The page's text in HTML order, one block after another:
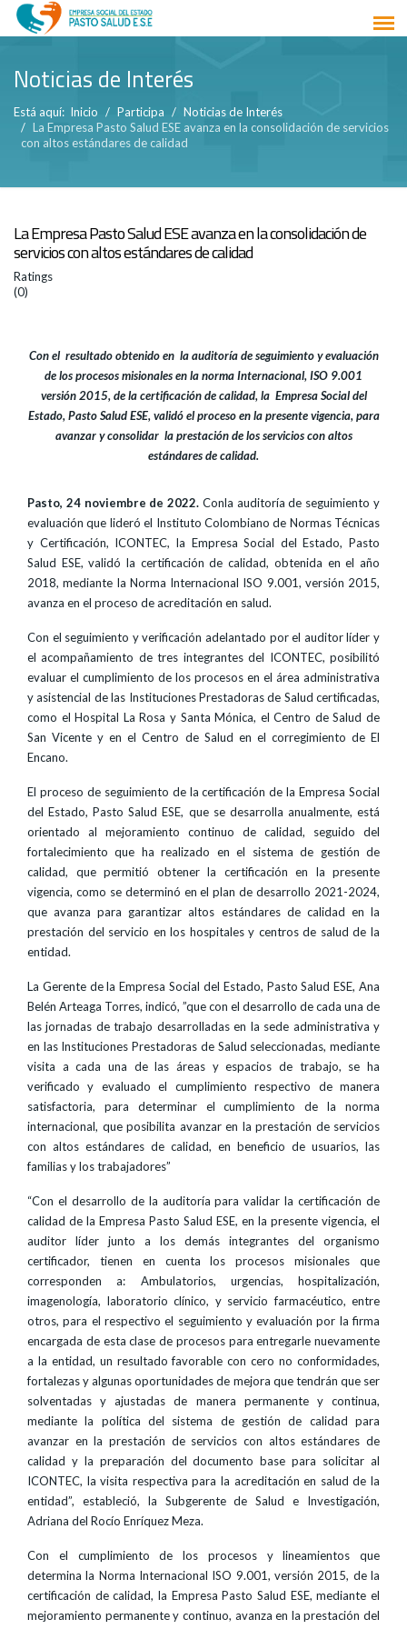
Noticias de Interés
Está aquí: Inicio Participa
Noticias de Interés
La Empresa Pasto Salud ESE avanza en la consolidación de servicios
con altos estándares de calidad
La Empresa Pasto Salud ESE avanza en la consolidación de
servicios con altos estándares de calidad
Ratings
(0)
Con el resultado obtenido en la auditoría de seguimiento y evaluación
de los procesos misionales en la norma Internacional, ISO 9.001
versión 2015, de la certificación de calidad, la Empresa Social del
Estado, Pasto Salud ESE, validó el proceso en la presente vigencia, para
avanzar y consolidar la prestación de los servicios con altos
estándares de calidad.
Pasto, 24 noviembre de 2022. Conla auditoría de seguimiento y
evaluación que lideró el Instituto Colombiano de Normas Técnicas
y Certificación, ICONTEC, la Empresa Social del Estado, Pasto
Salud ESE, validó la certificación de calidad, obtenida en el año
2018, mediante la Norma Internacional ISO 9.001, versión 2015,
avanza en el proceso de acreditación en salud.
Con el seguimiento y verificación adelantado por el auditor líder y
el acompañamiento de tres integrantes del ICONTEC, posibilitó
evaluar el cumplimiento de los procesos en el área administrativa
y asistencial de las Instituciones Prestadoras de Salud certificadas,
como el Hospital La Rosa y Santa Mónica, el Centro de Salud de
San Vicente y en el Centro de Salud en el corregimiento de El
Encano.
El proceso de seguimiento de la certificación de la Empresa Social
del Estado, Pasto Salud ESE, que se desarrolla anualmente, está
orientado al mejoramiento continuo de calidad, seguido del
fortalecimiento que ha realizado en el sistema de gestión de
calidad, que permitió obtener la certificación en la presente
vigencia, como se determinó en el plan de desarrollo 2021-2024,
que avanza para garantizar altos estándares de calidad en la
prestación del servicio en los hospitales y centros de salud de la
entidad.
La Gerente de la Empresa Social del Estado, Pasto Salud ESE, Ana
Belén Arteaga Torres, indicó, ”que con el desarrollo de cada una de
las jornadas de trabajo desarrolladas en la sede administrativa y
en las Instituciones Prestadoras de Salud seleccionadas, mediante
visita a cada una de las áreas y espacios de trabajo, se ha
verificado y evaluado el cumplimiento respectivo de manera
satisfactoria, para determinar el cumplimiento de la norma
internacional, que posibilita avanzar en la prestación de servicios
con altos estándares de calidad, en beneficio de usuarios, las
familias y los trabajadores”
“Con el desarrollo de la auditoría para validar la certificación de
calidad de la Empresa Pasto Salud ESE, en la presente vigencia, el
auditor líder junto a los demás integrantes del organismo
certificador, tienen en cuenta los procesos misionales que
corresponden a: Ambulatorios, urgencias, hospitalización,
imagenología, laboratorio clínico, y servicio farmacéutico, entre
otros, para el respectivo el seguimiento y evaluación por la firma
encargada de esta clase de procesos para entregarle nuevamente
a la entidad, un resultado favorable con cero no conformidades,
fortalezas y algunas oportunidades de mejora que tendrán que ser
solventadas y ajustadas de manera permanente y continua,
mediante la política del sistema de gestión de calidad para
avanzar en la prestación de servicios con altos estándares de
calidad y la preparación del documento base para solicitar al
ICONTEC, la visita respectiva para la acreditación en salud de la
entidad”, estableció, la Subgerente de Salud e Investigación,
Adriana del Rocío Enríquez Meza.
Con el cumplimiento de los procesos y lineamientos que
determina la Norma Internacional ISO 9.001, versión 2015, de la
certificación de calidad, la Empresa Pasto Salud ESE, mediante el
mejoramiento permanente y continuo, avanza en la prestación del